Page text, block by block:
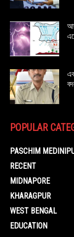
POPULAR
PASCHIM
RECENT
MIDNAPORE
KHARAGPUR
WEST BENGAL
EDUCATION